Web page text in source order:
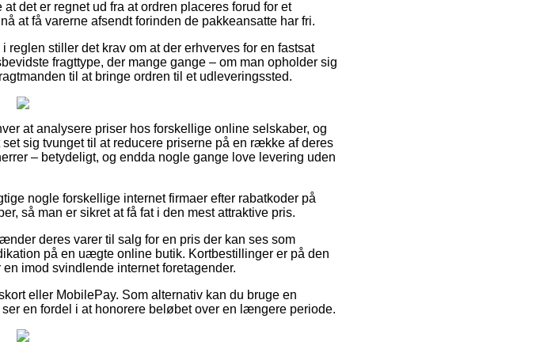
det er regnet ud fra at ordren placeres forud for et
at få varerne afsendt forinden de pakkeansatte har fri.
stiller det krav om at der erhverves for en fastsat
fragttype, der mange gange – om man opholder sig
til at bringe ordren til et udleveringssted.
at analysere priser hos forskellige online selskaber, og
sig tvunget til at reducere priserne på en række af deres
– betydeligt, og endda nogle gange love levering uden
nogle forskellige internet firmaer efter rabatkoder på
så man er sikret at få fat i den mest attraktive pris.
deres varer til salg for en pris der kan ses som
på en uægte online butik. Kortbestillinger er på den
imod svindlende internet foretagender.
eller MobilePay. Som alternativ kan du bruge en
en fordel i at honorere beløbet over en længere periode.